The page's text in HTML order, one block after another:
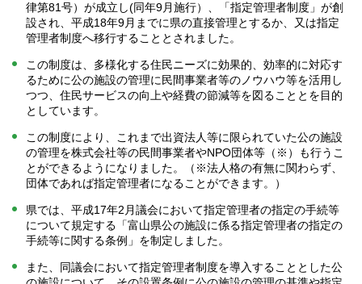
律第81号）が成立し(同年9月施行）、「指定管理者制度」が創
設され、平成18年9月までに県の直接管理とするか、又は指定
管理者制度へ移行することとされました。
この制度は、多様化する住民ニーズに効果的、効率的に対応す
るために公の施設の管理に民間事業者等のノウハウ等を活用し
つつ、住民サービスの向上や経費の節減等を図ることとを目的
としています。
この制度により、これまで出資法人等に限られていた公の施設
の管理を株式会社等の民間事業者やNPO団体等（※）も行うこ
とができるようになりました。（※法人格の有無に関わらず、
団体であれば指定管理者になることができます。）
県では、平成17年2月議会において指定管理者の指定の手続等
について規定する「富山県公の施設に係る指定管理者の指定の
手続等に関する条例」を制定しました。
また、同議会において指定管理者制度を導入することとした公